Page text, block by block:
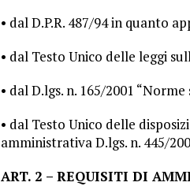
• dal D.P.R. 487/94 in quanto
• dal Testo Unico delle leggi
• dal D.lgs. n. 165/2001
• dal Testo Unico delle
amministrativa D.lgs. n. 445/
ART. 2 – REQUISITI DI